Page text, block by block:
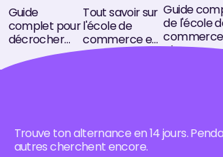
Guide
complet pour
décrocher
alternance
secteurs
porteurs,
Tout savoir sur
l'école de
commerce en
alternance
School à Évry-
Courcouronnes
Guide
de l'école
alternance
Villejuif, ses
formations,
Trouve ton alternance en 14 jours.
autres cherchent encore.